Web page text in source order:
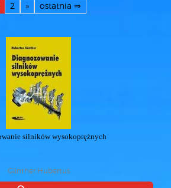
2 » ostatnia ⇒
silników wysokoprężnych
Gűnther Hubertus